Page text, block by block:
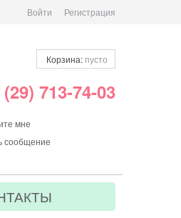
Войти Регистрация
Корзина: пусто
713-74-03
мне
сообщение